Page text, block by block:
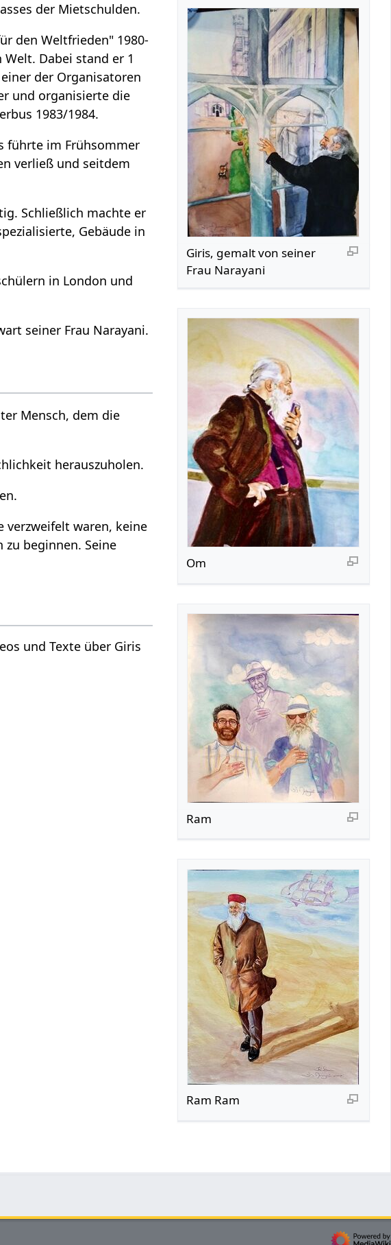
Giris, gemalt von seiner
Frau Narayani
Om
Ram
Ram Ram
der Mietschulden.
den Weltfrieden" 1980-
Dabei stand er 1
der Organisatoren
und organisierte die
1983/1984.
führte im Frühsommer
verließ und seitdem
Schließlich machte er
Gebäude in
in London und
seiner Frau Narayani.
Mensch, dem die
herauszuholen.
verzweifelt waren, keine
beginnen. Seine
und Texte über Giris